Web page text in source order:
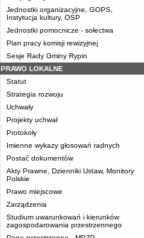
Jednostki organizacyjne, GOPS,
Instytucja kultury, OSP
Jednostki pomocnicze - sołectwa
Plan pracy komisji rewizyjnej
Sesje Rady Gminy Rypin
PRAWO LOKALNE
Statut
Strategia rozwoju
Uchwały
Projekty uchwał
Protokoły
Imienne wykazy głosowań radnych
Postać dokumentów
Akty Prawne, Dzienniki Ustaw, Monitory
Polskie
Prawo miejscowe
Zarządzenia
Studium uwarunkowań i kierunków
zagospodarowania przestrzennego